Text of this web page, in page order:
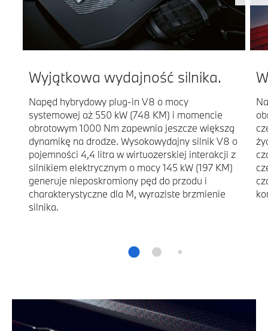
Wyjątkowa wydajność silnika.
Napęd hybrydowy plug-in V8 o mocy
systemowej aż 550 kW (748 KM) i momencie
obrotowym 1000 Nm zapewnia jeszcze większą
dynamikę na drodze. Wysokowydajny silnik V8 o
pojemności 4,4 litra w wirtuozerskiej interakcji z
silnikiem elektrycznym o mocy 145 kW (197 KM)
generuje nieposkromiony pęd do przodu i
charakterystyczne dla M, wyraziste brzmienie
silnika.